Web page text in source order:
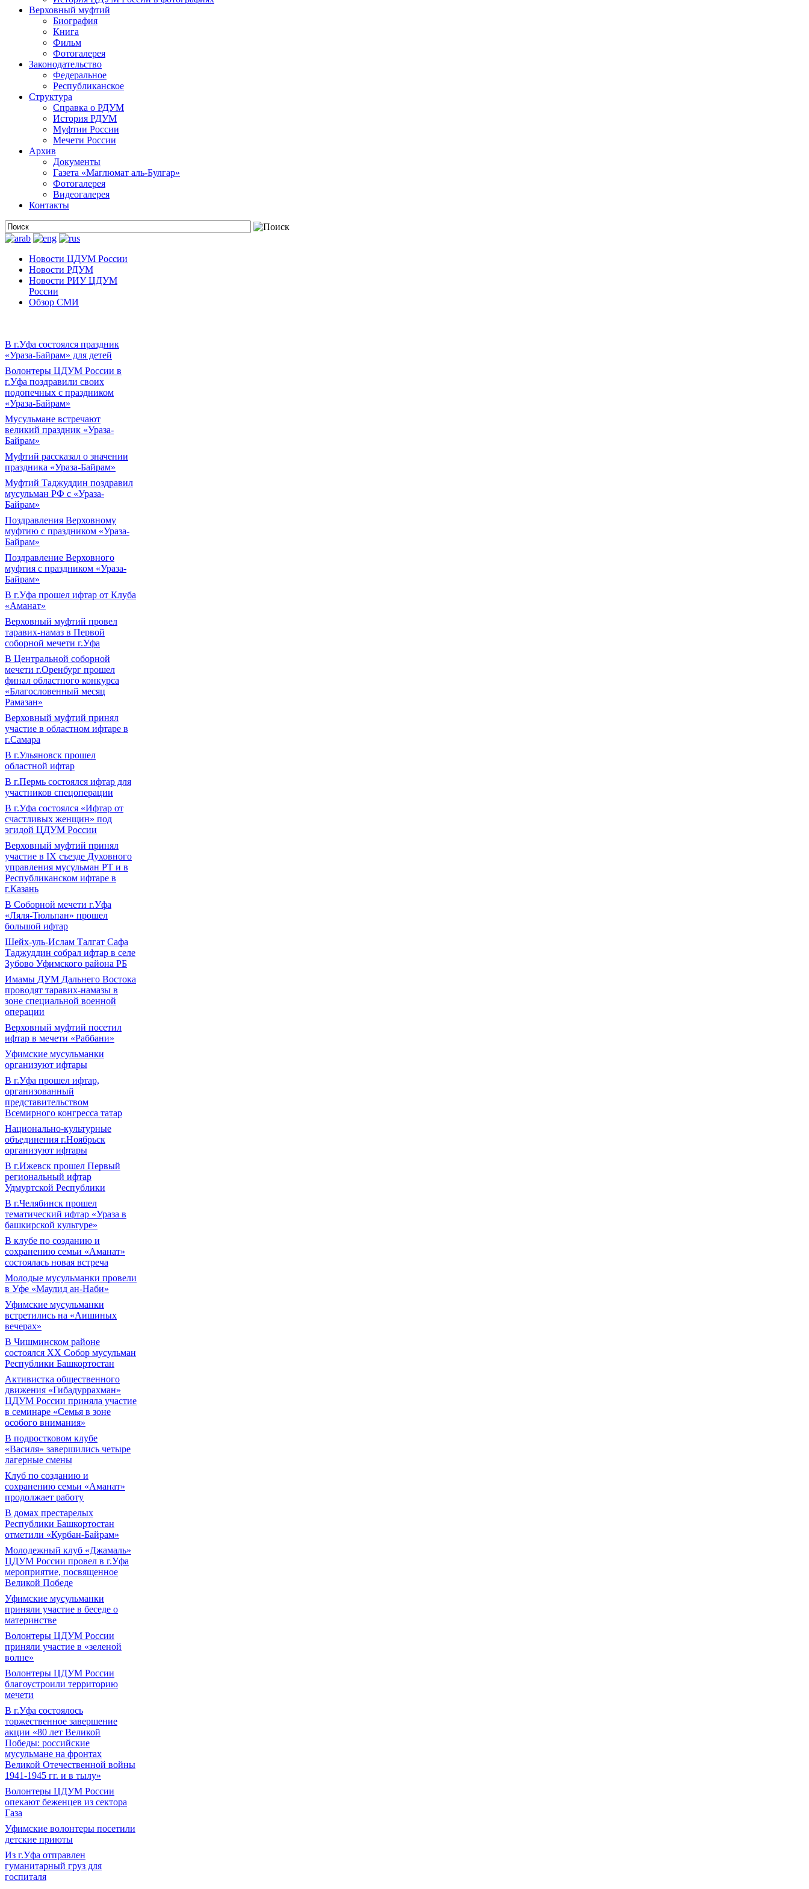
Верховный муфтий
Биография
Книга
Фильм
Фотогалерея
Законодательство
Федеральное
Республиканское
Структура
Справка о РДУМ
История РДУМ
Муфтии России
Мечети России
Архив
Документы
Газета «Маглюмат аль-Булгар»
Фотогалерея
Видеогалерея
Контакты
Новости ЦДУМ России
Новости РДУМ
Новости РИУ ЦДУМ
России
Обзор СМИ
В г.Уфа состоялся праздник
«Ураза-Байрам» для детей
Волонтеры ЦДУМ России в
г.Уфа поздравили своих
подопечных с праздником
«Ураза-Байрам»
Мусульмане встречают
великий праздник «Ураза-
Байрам»
Муфтий рассказал о значении
праздника «Ураза-Байрам»
Муфтий Таджуддин поздравил
мусульман РФ с «Ураза-
Байрам»
Поздравления Верховному
муфтию с праздником «Ураза-
Байрам»
Поздравление Верховного
муфтия с праздником «Ураза-
Байрам»
В г.Уфа прошел ифтар от Клуба
«Аманат»
Верховный муфтий провел
таравих-намаз в Первой
соборной мечети г.Уфа
В Центральной соборной
мечети г.Оренбург прошел
финал областного конкурса
«Благословенный месяц
Рамазан»
Верховный муфтий принял
участие в областном ифтаре в
г.Самара
В г.Ульяновск прошел
областной ифтар
В г.Пермь состоялся ифтар для
участников спецоперации
В г.Уфа состоялся «Ифтар от
счастливых женщин» под
эгидой ЦДУМ России
Верховный муфтий принял
участие в IХ съезде Духовного
управления мусульман РТ и в
Республиканском ифтаре в
г.Казань
В Соборной мечети г.Уфа
«Ляля-Тюльпан» прошел
большой ифтар
Шейх-уль-Ислам Талгат Сафа
Таджуддин собрал ифтар в селе
Зубово Уфимского района РБ
Имамы ДУМ Дальнего Востока
проводят таравих-намазы в
зоне специальной военной
операции
Верховный муфтий посетил
ифтар в мечети «Раббани»
Уфимские мусульманки
организуют ифтары
В г.Уфа прошел ифтар,
организованный
представительством
Всемирного конгресса татар
Национально-культурные
объединения г.Ноябрьск
организуют ифтары
В г.Ижевск прошел Первый
региональный ифтар
Удмуртской Республики
В г.Челябинск прошел
тематический ифтар «Ураза в
башкирской культуре»
В клубе по созданию и
сохранению семьи «Аманат»
состоялась новая встреча
Молодые мусульманки провели
в Уфе «Маулид ан-Наби»
Уфимские мусульманки
встретились на «Аишиных
вечерах»
В Чишминском районе
состоялся XX Собор мусульман
Республики Башкортостан
Активистка общественного
движения «Гибадуррахман»
ЦДУМ России приняла участие
в семинаре «Семья в зоне
особого внимания»
В подростковом клубе
«Василя» завершились четыре
лагерные смены
Клуб по созданию и
сохранению семьи «Аманат»
продолжает работу
В домах престарелых
Республики Башкортостан
отметили «Курбан-Байрам»
Молодежный клуб «Джамаль»
ЦДУМ России провел в г.Уфа
мероприятие, посвященное
Великой Победе
Уфимские мусульманки
приняли участие в беседе о
материнстве
Волонтеры ЦДУМ России
приняли участие в «зеленой
волне»
Волонтеры ЦДУМ России
благоустроили территорию
мечети
В г.Уфа состоялось
торжественное завершение
акции «80 лет Великой
Победы: российские
мусульмане на фронтах
Великой Отечественной войны
1941-1945 гг. и в тылу»
Волонтеры ЦДУМ России
опекают беженцев из сектора
Газа
Уфимские волонтеры посетили
детские приюты
Из г.Уфа отправлен
гуманитарный груз для
госпиталя